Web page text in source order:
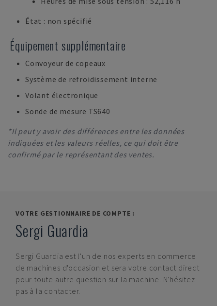
État : non spécifié
Équipement supplémentaire
Convoyeur de copeaux
Système de refroidissement interne
Volant électronique
Sonde de mesure TS640
*Il peut y avoir des différences entre les données
indiquées et les valeurs réelles, ce qui doit être
confirmé par le représentant des ventes.
VOTRE GESTIONNAIRE DE COMPTE :
Sergi Guardia
Sergi Guardia est l'un de nos experts en commerce
de machines d'occasion et sera votre contact direct
pour toute autre question sur la machine. N'hésitez
pas à la contacter.